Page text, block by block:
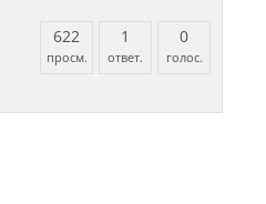
622
просм.
1
ответ.
0
голос.